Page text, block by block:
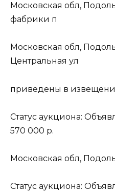
Московская обл,
фабрики п
Московская обл,
Центральная ул
приведены в
Статус аукциона:
570 000 р.
Московская обл,
Статус аукциона: